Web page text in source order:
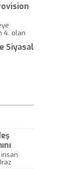
4. olan
Siyasal